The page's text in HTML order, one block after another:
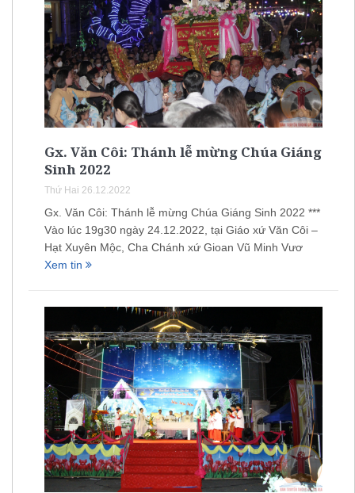
Gx. Văn Côi: Thánh lễ mừng Chúa Giáng
Sinh 2022
Thứ Hai 26.12.2022
Gx. Văn Côi: Thánh lễ mừng Chúa Giáng Sinh 2022 ***
Vào lúc 19g30 ngày 24.12.2022, tại Giáo xứ Văn Côi –
Hạt Xuyên Mộc, Cha Chánh xứ Gioan Vũ Minh Vươ
Xem tin